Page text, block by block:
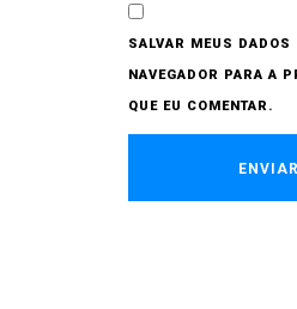
SALVAR MEUS DADOS
NAVEGADOR PARA A
QUE EU COMENTAR.